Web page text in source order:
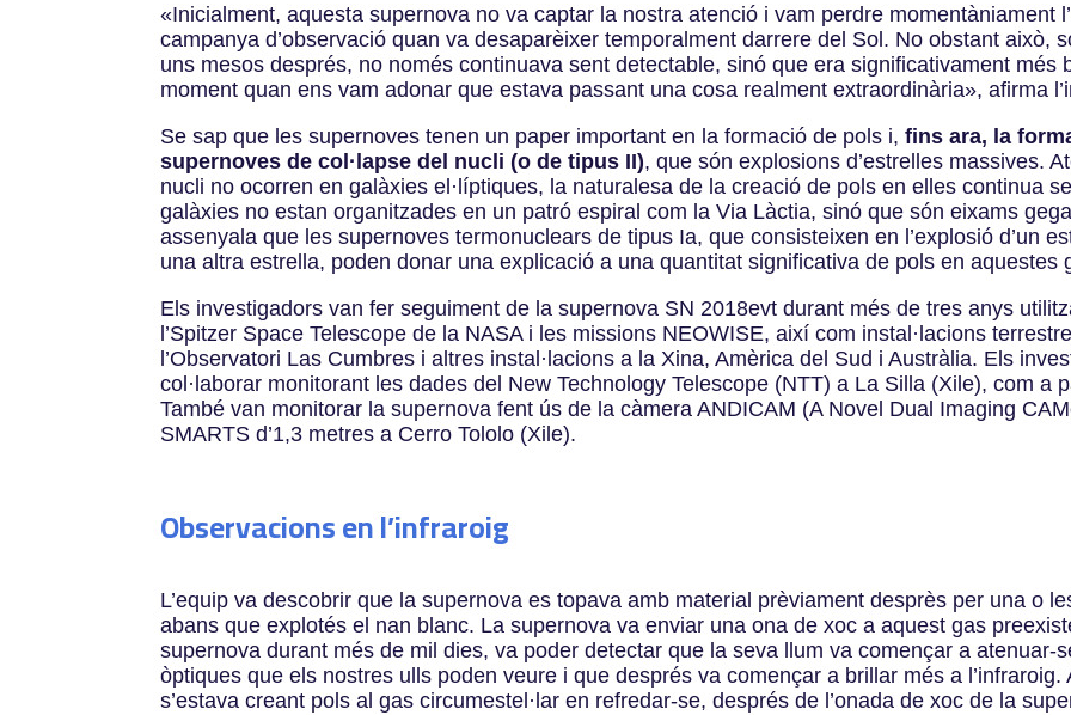
«Inicialment, aquesta supernova no va captar la nostra atenció i vam perdre momentàniament
campanya d’observació quan va desaparèixer temporalment darrere del Sol. No obstant això,
uns mesos després, no només continuava sent detectable, sinó que era significativament més
moment quan ens vam adonar que estava passant una cosa realment extraordinària», afirma
Se sap que les supernoves tenen un paper important en la formació de pols i,fins ara, la
supernoves de col·lapse del nucli (o de tipus II), que són explosions d’estrelles massives.
nucli no ocorren en galàxies el·líptiques, la naturalesa de la creació de pols en elles continua
galàxies no estan organitzades en un patró espiral com la Via Làctia, sinó que són eixams
assenyala que les supernoves termonuclears de tipus Ia, que consisteixen en l’explosió d’un
una altra estrella, poden donar una explicació a una quantitat significativa de pols en aquestes
Els investigadors van fer seguiment de la supernova SN 2018evt durant més de tres anys
l’Spitzer Space Telescope de la NASA i les missions NEOWISE, així com instal·lacions
l’Observatori Las Cumbres i altres instal·lacions a la Xina, Amèrica del Sud i Austràlia. Els
col·laborar monitorant les dades del New Technology Telescope (NTT) a La Silla (Xile), com a
També van monitorar la supernova fent ús de la càmera ANDICAM (A Novel Dual Imaging
SMARTS d’1,3 metres a Cerro Tololo (Xile).
Observacions en l’infraroig
L’equip va descobrir que la supernova es topava amb material prèviament desprès per una o
abans que explotés el nan blanc. La supernova va enviar una ona de xoc a aquest gas
supernova durant més de mil dies, va poder detectar que la seva llum va començar a atenuar-
òptiques que els nostres ulls poden veure i que després va començar a brillar més a
s’estava creant pols al gas circumestel·lar en refredar-se, després de l’onada de xoc de la